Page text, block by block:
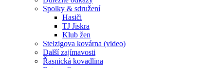
Spolky & sdružení
Hasiči
TJ Jiskra
Klub žen
Stelzigova kovárna (video)
Další zajímavosti
Řasnická kovadlina